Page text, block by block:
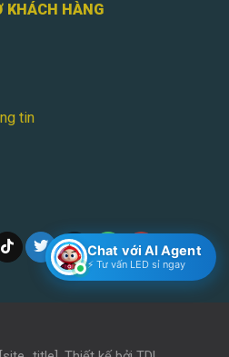
KHÁCH HÀNG
tin
Chat với AI Agent
⚡ Tư vấn LED sỉ ngay